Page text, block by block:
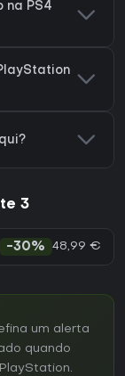
na PS4
3
-30% 48,99 €
um alerta
quando